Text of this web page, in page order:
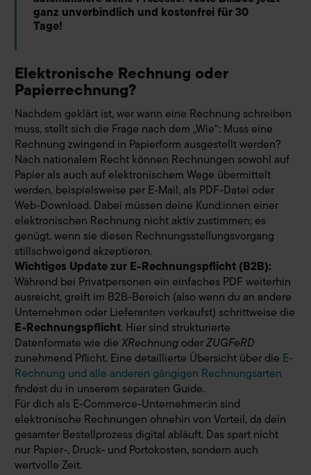
ganz unverbindlich und kostenfrei für 30
Tage!
Elektronische Rechnung oder
Papierrechnung?
Nachdem geklärt ist, wer wann eine Rechnung schreiben
muss, stellt sich die Frage nach dem „Wie“: Muss eine
Rechnung zwingend in Papierform ausgestellt werden?
Nach nationalem Recht können Rechnungen sowohl auf
Papier als auch auf elektronischem Wege übermittelt
werden, beispielsweise per E-Mail, als PDF-Datei oder
Web-Download. Dabei müssen deine Kund:innen einer
elektronischen Rechnung nicht aktiv zustimmen; es
genügt, wenn sie diesen Rechnungsstellungsvorgang
stillschweigend akzeptieren.
Wichtiges Update zur E-Rechnungspflicht (B2B):
Während bei Privatpersonen ein einfaches PDF weiterhin
ausreicht, greift im B2B-Bereich (also wenn du an andere
Unternehmen oder Lieferanten verkaufst) schrittweise die
E-Rechnungspflicht. Hier sind strukturierte
Datenformate wie dieXRechnungoderZUGFeRD
zunehmend Pflicht. Eine detaillierte Übersicht über die E-
Rechnung und alle anderen gängigen Rechnungsarten
findest du in unserem separaten Guide.
Für dich als E-Commerce-Unternehmer:in sind
elektronische Rechnungen ohnehin von Vorteil, da dein
gesamter Bestellprozess digital abläuft. Das spart nicht
nur Papier-, Druck- und Portokosten, sondern auch
wertvolle Zeit.